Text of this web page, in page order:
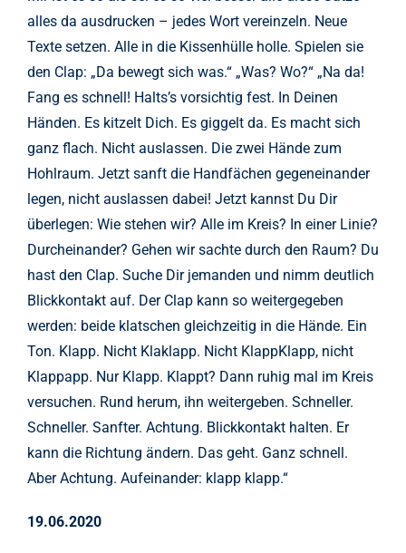
alles da ausdrucken – jedes Wort vereinzeln. Neue
Texte setzen. Alle in die Kissenhülle holle. Spielen sie
den Clap: „Da bewegt sich was.“ „Was? Wo?“ „Na da!
Fang es schnell! Halts’s vorsichtig fest. In Deinen
Händen. Es kitzelt Dich. Es giggelt da. Es macht sich
ganz flach. Nicht auslassen. Die zwei Hände zum
Hohlraum. Jetzt sanft die Handfächen gegeneinander
legen, nicht auslassen dabei! Jetzt kannst Du Dir
überlegen: Wie stehen wir? Alle im Kreis? In einer Linie?
Durcheinander? Gehen wir sachte durch den Raum? Du
hast den Clap. Suche Dir jemanden und nimm deutlich
Blickkontakt auf. Der Clap kann so weitergegeben
werden: beide klatschen gleichzeitig in die Hände. Ein
Ton. Klapp. Nicht Klaklapp. Nicht KlappKlapp, nicht
Klappapp. Nur Klapp. Klappt? Dann ruhig mal im Kreis
versuchen. Rund herum, ihn weitergeben. Schneller.
Schneller. Sanfter. Achtung. Blickkontakt halten. Er
kann die Richtung ändern. Das geht. Ganz schnell.
Aber Achtung. Aufeinander: klapp klapp.“
19.06.2020